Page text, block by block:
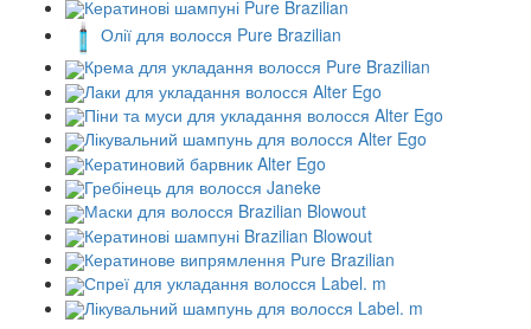
Кератинові шампуні Pure Brazilian
Олії для волосся Pure Brazilian
Крема для укладання волосся Pure Brazilian
Лаки для укладання волосся Alter Ego
Піни та муси для укладання волосся Alter Ego
Лікувальний шампунь для волосся Alter Ego
Кератиновий барвник Alter Ego
Гребінець для волосся Janeke
Маски для волосся Brazilian Blowout
Кератинові шампуні Brazilian Blowout
Кератинове випрямлення Pure Brazilian
Спреї для укладання волосся Label. m
Лікувальний шампунь для волосся Label. m